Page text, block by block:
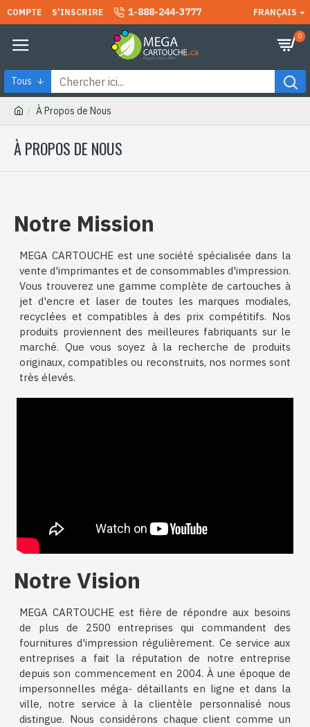
COMPTE S'INSCRIRE 1-888-244-3777 FRANÇAIS
0
Tous
À Propos de Nous
À PROPOS DE NOUS
Notre Mission
MEGA CARTOUCHE est une société spécialisée dans la
vente d'imprimantes et de consommables d'impression.
Vous trouverez une gamme complète de cartouches à
jet d'encre et laser de toutes les marques modiales,
recyclées et compatibles à des prix compétitifs. Nos
produits proviennent des meilleures fabriquants sur le
marché. Que vous soyez à la recherche de produits
originaux, compatibles ou reconstruits, nos normes sont
très élevés.
Notre Vision
MEGA CARTOUCHE est fière de répondre aux besoins
de plus de 2500 entreprises qui commandent des
fournitures d'impression régulièrement. Ce service aux
entreprises a fait la réputation de notre entreprise
depuis son commencement en 2004. À une époque de
impersonnelles méga- détaillants en ligne et dans la
ville, notre service à la clientèle personnalisé nous
distingue. Nous considérons chaque client comme un